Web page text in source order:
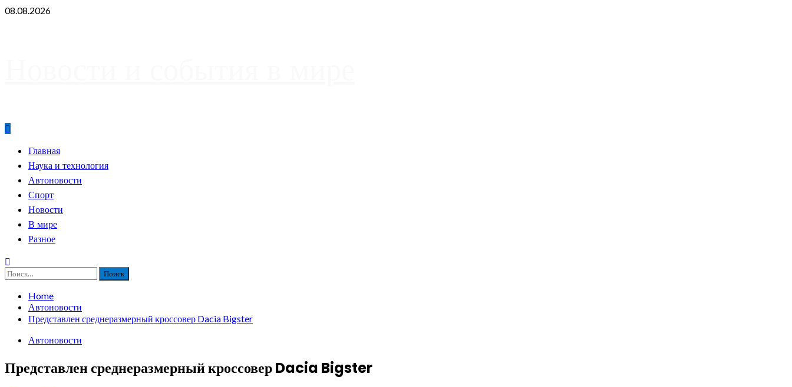
Skip
08.08.2026
PrimaryГлавная
Наука и технология
Автоновости
Спорт
Новости
В мире
Разное
Найти:
Home
Автоновости
Представлен среднеразмерный кроссовер Dacia Bigster
Автоновости
Представлен среднеразмерный кроссовер Dacia Bigster